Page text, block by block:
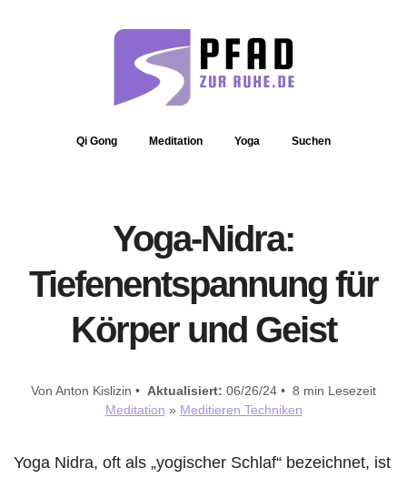
Qi Gong Meditation Yoga Suchen
Yoga-Nidra:
Tiefenentspannung für
Körper und Geist
Von Anton Kislizin • Aktualisiert: 06/26/24 • 8 min Lesezeit
Meditation » Meditieren Techniken
Yoga Nidra, oft als „yogischer Schlaf“ bezeichnet, ist